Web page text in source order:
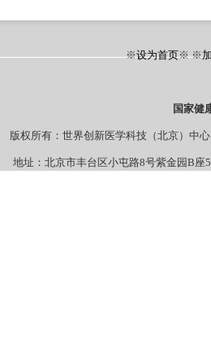
※设为首页※ ※
国家健
版权所有：世界创新医学科技（北京）
址：北京市丰台区小屯路8号紫金园B